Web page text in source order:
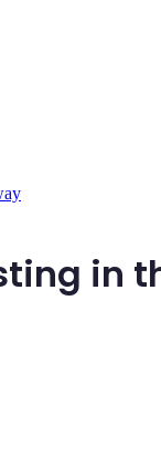
in